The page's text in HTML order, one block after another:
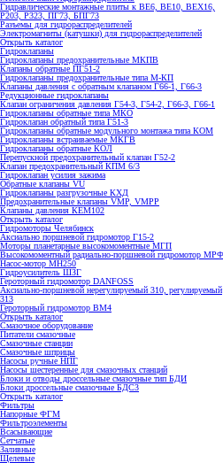
Р203, Р323, ПГ73, БПГ73
Разъемы для гидрораспределителей
Электромагниты (катушки) для гидрораспределителей
Открыть каталог
Гидроклапаны
Гидроклапаны предохранительные МКПВ
Клапаны обратные ПГ51-2
Гидроклапаны предохранительные типа М-КП
Клапаны давления с обратным клапаном Г66-1, Г66-3
Редукционные гидроклапаны
Клапан ограничения давления Г54-3, Г54-2, Г66-3, Г66-1
Гидроклапаны обратные типа МКО
Гидроклапан обратный типа Г51-3
Гидроклапаны обратные модульного монтажа типа КОМ
Гидроклапаны встраиваемые МКГВ
Гидроклапаны обратные КОЛ
Перепускной предохранительный клапан Г52-2
Клапан предохранительный КПМ 6/3
Гидроклапан усилия зажима
Обратные клапаны VU
Гидроклапаны разгрузочные КХД
Предохранительные клапаны VMP, VMPP
Клапаны давления КЕМ102
Открыть каталог
Гидромоторы Челябинск
Аксиально поршневой гидромотор Г15-2
Моторы планетарные высокомоментные МГП
Высокомоментный радиально-поршневой гидромотор МРФ
Насос-мотор МН250
Гидроусилитель ШЗГ
Героторный гидромотор DANFOSS
Аксиально-поршневой нерегулируемый 310, регулируемый
313
Героторный гидромотор ВМ4
Открыть каталог
Смазочное оборудование
Питатели смазочные
Смазочные станции
Смазочные шприцы
Насосы ручные НПГ
Насосы шестеренные для смазочных станций
Блоки и отводы дроссельные смазочные тип БДИ
Блоки дроссельные смазочные БДС3
Открыть каталог
Фильтры
Напорные ФГМ
Фильтроэлементы
Всасывающие
Сетчатые
Заливные
Щелевые